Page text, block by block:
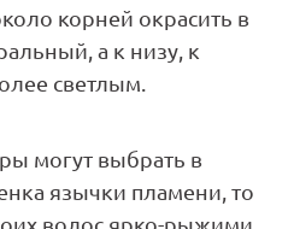
корней окрасить в
а к низу, к
светлым.
могут выбрать в
язычки пламени, то